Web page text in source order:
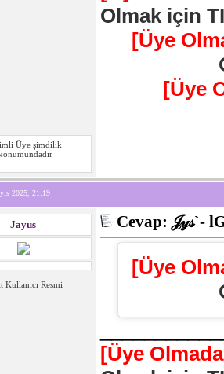
Olmak için
[Üye
[Üye
2025, 21:19
Jayus Cevap: 𝒥𝓎𝓈`-
[Üye
[Üye